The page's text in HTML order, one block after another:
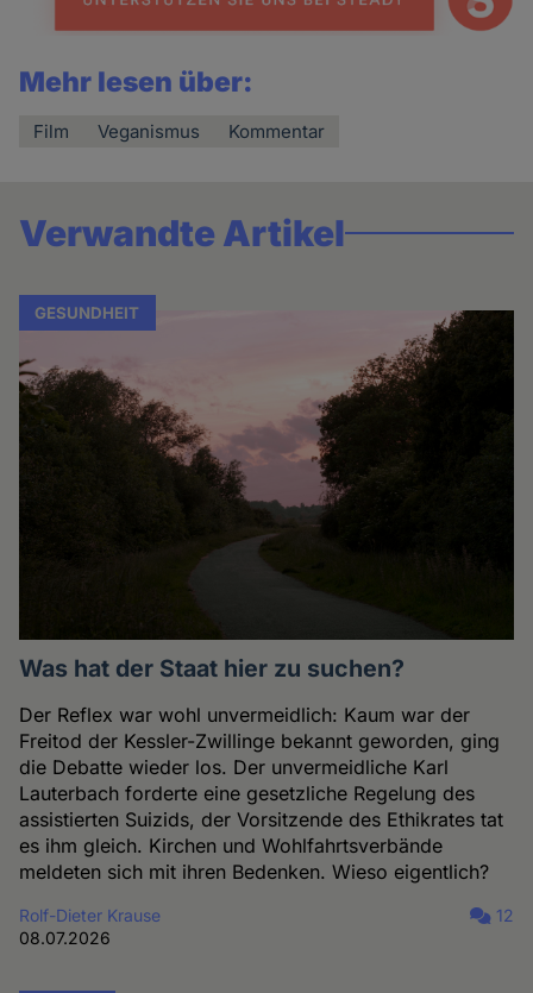
Mehr lesen über:
Film Veganismus Kommentar
Verwandte Artikel
GESUNDHEIT
Was hat der Staat hier zu suchen?
Der Reflex war wohl unvermeidlich: Kaum war der
Freitod der Kessler-Zwillinge bekannt geworden, ging
die Debatte wieder los. Der unvermeidliche Karl
Lauterbach forderte eine gesetzliche Regelung des
assistierten Suizids, der Vorsitzende des Ethikrates tat
es ihm gleich. Kirchen und Wohlfahrtsverbände
meldeten sich mit ihren Bedenken. Wieso eigentlich?
Rolf-Dieter Krause
08.07.2026
12